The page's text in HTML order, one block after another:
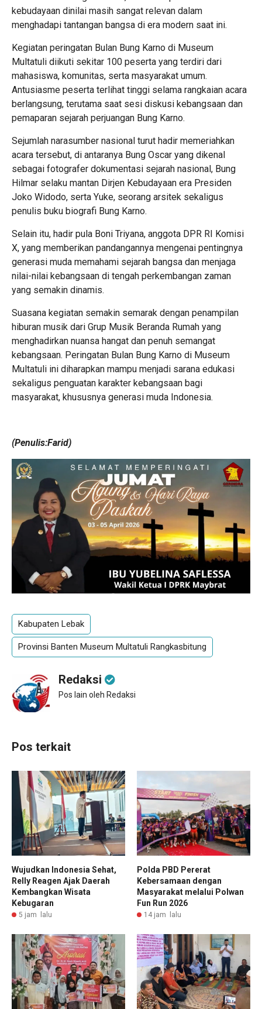
kebudayaan dinilai masih sangat relevan dalam
menghadapi tantangan bangsa di era modern saat ini.
Kegiatan peringatan Bulan Bung Karno di Museum
Multatuli diikuti sekitar 100 peserta yang terdiri dari
mahasiswa, komunitas, serta masyarakat umum.
Antusiasme peserta terlihat tinggi selama rangkaian acara
berlangsung, terutama saat sesi diskusi kebangsaan dan
pemaparan sejarah perjuangan Bung Karno.
Sejumlah narasumber nasional turut hadir memeriahkan
acara tersebut, di antaranya Bung Oscar yang dikenal
sebagai fotografer dokumentasi sejarah nasional, Bung
Hilmar selaku mantan Dirjen Kebudayaan era Presiden
Joko Widodo, serta Yuke, seorang arsitek sekaligus
penulis buku biografi Bung Karno.
Selain itu, hadir pula Boni Triyana, anggota DPR RI Komisi
X, yang memberikan pandangannya mengenai pentingnya
generasi muda memahami sejarah bangsa dan menjaga
nilai-nilai kebangsaan di tengah perkembangan zaman
yang semakin dinamis.
Suasana kegiatan semakin semarak dengan penampilan
hiburan musik dari Grup Musik Beranda Rumah yang
menghadirkan nuansa hangat dan penuh semangat
kebangsaan. Peringatan Bulan Bung Karno di Museum
Multatuli ini diharapkan mampu menjadi sarana edukasi
sekaligus penguatan karakter kebangsaan bagi
masyarakat, khususnya generasi muda Indonesia.
(Penulis:Farid)
Kabupaten Lebak
Provinsi Banten Museum Multatuli Rangkasbitung
Redaksi
Pos lain oleh Redaksi
Pos terkait
Wujudkan Indonesia Sehat,
Relly Reagen Ajak Daerah
Kembangkan Wisata
Kebugaran
5 jam lalu
Polda PBD Pererat
Kebersamaan dengan
Masyarakat melalui Polwan
Fun Run 2026
14 jam lalu